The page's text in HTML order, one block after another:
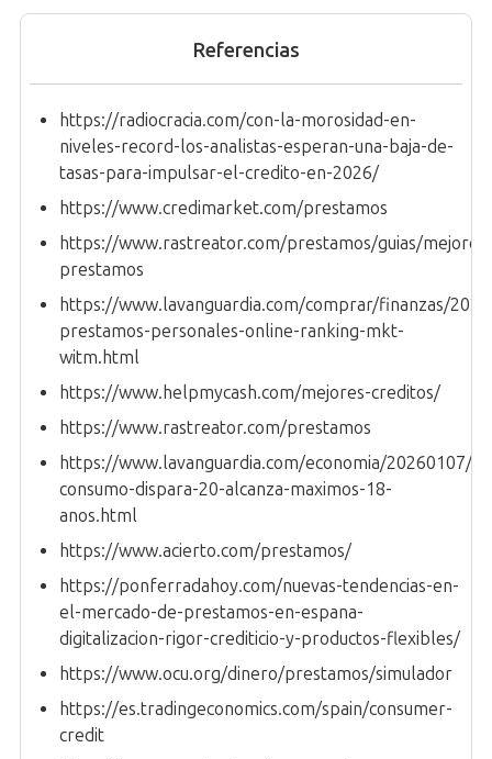
Referencias
https://radiocracia.com/con-la-morosidad-en-
niveles-record-los-analistas-esperan-una-baja-de-
tasas-para-impulsar-el-credito-en-2026/
https://www.credimarket.com/prestamos
https://www.rastreator.com/prestamos/guias/mejores-
prestamos
https://www.lavanguardia.com/comprar/finanzas/
prestamos-personales-online-ranking-mkt-
witm.html
https://www.helpmycash.com/mejores-creditos/
https://www.rastreator.com/prestamos
https://www.lavanguardia.com/economia/20260107/
consumo-dispara-20-alcanza-maximos-18-
anos.html
https://www.acierto.com/prestamos/
https://ponferradahoy.com/nuevas-tendencias-en-
el-mercado-de-prestamos-en-espana-
digitalizacion-rigor-crediticio-y-productos-flexibles/
https://www.ocu.org/dinero/prestamos/simulador
https://es.tradingeconomics.com/spain/consumer-
credit